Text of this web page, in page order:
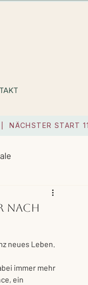
nach
neues Leben.
immer mehr
ein